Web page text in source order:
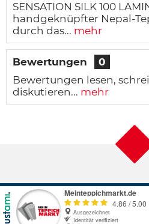
SENSATION SILK 100
handgeknüpfter Nepal-
durch das... mehr
Bewertungen
0
Bewertungen lesen,
diskutieren... mehr